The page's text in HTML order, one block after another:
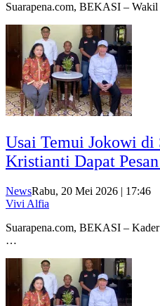
Suarapena.com, BEKASI –
Usai Temui Jokowi di
Kristianti Dapat
NewsRabu, 20 Mei 2026 | 17:46
Vivi Alfia
Suarapena.com, BEKASI –
…